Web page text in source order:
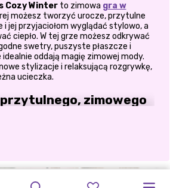
Cozy Winterto zimowa gra w
możesz tworzyć urocze, przytulne
i jej przyjaciołom wyglądać stylowo, a
ciepło. W tej grze możesz odkrywać
swetry, puszyste płaszcze i
oddają magię zimowej mody.
stylizacje i relaksującą rozgrywkę,
ucieczka.
przytulnego, zimowego
do Barbee i jej przyjaciół, którzy
dni i mroźne przygody.
płaszcze, szaliki, buty i
mieszać i dopasowywać elementy,
ZIMOWA